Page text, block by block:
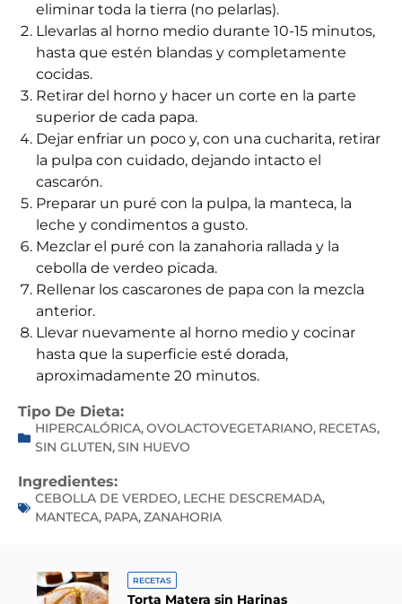
eliminar toda la tierra (no pelarlas).
Llevarlas al horno medio durante 10-15 minutos,
hasta que estén blandas y completamente
cocidas.
Retirar del horno y hacer un corte en la parte
superior de cada papa.
Dejar enfriar un poco y, con una cucharita, retirar
la pulpa con cuidado, dejando intacto el
cascarón.
Preparar un puré con la pulpa, la manteca, la
leche y condimentos a gusto.
Mezclar el puré con la zanahoria rallada y la
cebolla de verdeo picada.
Rellenar los cascarones de papa con la mezcla
anterior.
Llevar nuevamente al horno medio y cocinar
hasta que la superficie esté dorada,
aproximadamente 20 minutos.
Tipo De Dieta:
HIPERCALÓRICA,OVOLACTOVEGETARIANO, RECETAS,
SIN GLUTEN,SIN HUEVO
Ingredientes:
CEBOLLA DE VERDEO, LECHE DESCREMADA,
MANTECA, PAPA,ZANAHORIA
RECETAS
Torta Matera sin Harinas